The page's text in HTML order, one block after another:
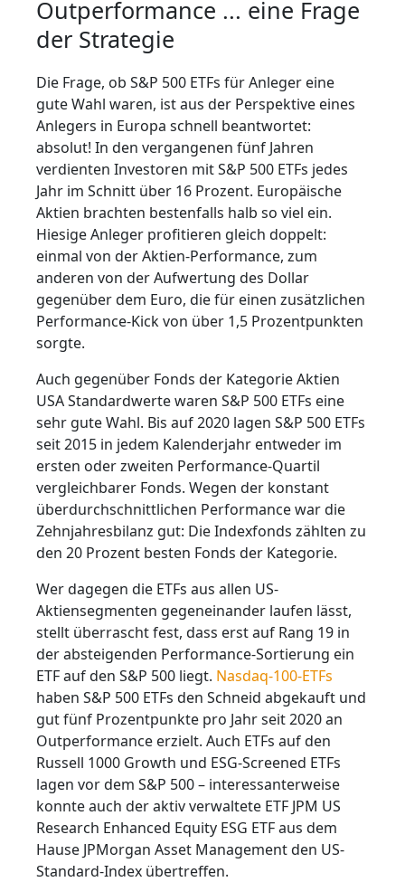
Outperformance ... eine Frage
der Strategie
Die Frage, ob S&P 500 ETFs für Anleger eine
gute Wahl waren, ist aus der Perspektive eines
Anlegers in Europa schnell beantwortet:
absolut! In den vergangenen fünf Jahren
verdienten Investoren mit S&P 500 ETFs jedes
Jahr im Schnitt über 16 Prozent. Europäische
Aktien brachten bestenfalls halb so viel ein.
Hiesige Anleger profitieren gleich doppelt:
einmal von der Aktien-Performance, zum
anderen von der Aufwertung des Dollar
gegenüber dem Euro, die für einen zusätzlichen
Performance-Kick von über 1,5 Prozentpunkten
sorgte.
Auch gegenüber Fonds der Kategorie Aktien
USA Standardwerte waren S&P 500 ETFs eine
sehr gute Wahl. Bis auf 2020 lagen S&P 500 ETFs
seit 2015 in jedem Kalenderjahr entweder im
ersten oder zweiten Performance-Quartil
vergleichbarer Fonds. Wegen der konstant
überdurchschnittlichen Performance war die
Zehnjahresbilanz gut: Die Indexfonds zählten zu
den 20 Prozent besten Fonds der Kategorie.
Wer dagegen die ETFs aus allen US-
Aktiensegmenten gegeneinander laufen lässt,
stellt überrascht fest, dass erst auf Rang 19 in
der absteigenden Performance-Sortierung ein
ETF auf den S&P 500 liegt. Nasdaq-100-ETFs
haben S&P 500 ETFs den Schneid abgekauft und
gut fünf Prozentpunkte pro Jahr seit 2020 an
Outperformance erzielt. Auch ETFs auf den
Russell 1000 Growth und ESG-Screened ETFs
lagen vor dem S&P 500 – interessanterweise
konnte auch der aktiv verwaltete ETF JPM US
Research Enhanced Equity ESG ETF aus dem
Hause JPMorgan Asset Management den US-
Standard-Index übertreffen.